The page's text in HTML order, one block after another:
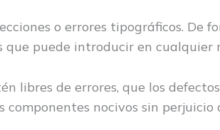
o errores tipográficos. De
puede introducir en cualquier
libres de errores, que los
nocivos sin perjuicio